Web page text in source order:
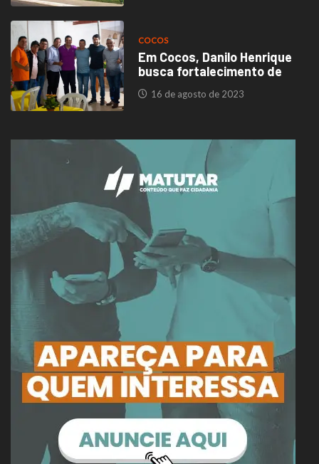
COCOS
Em Cocos, Danilo Henrique
busca fortalecimento de
16 de agosto de 2023